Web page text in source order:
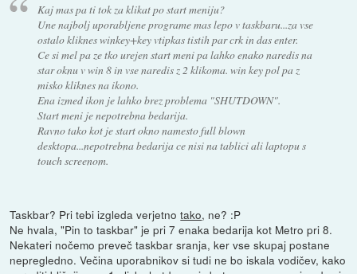
Kaj mas pa ti tok za klikat po start meniju?
Une najbolj uporabljene programe mas lepo v taskbaru...za vse
ostalo kliknes winkey+key vtipkas tistih par crk in das enter.
Ce si mel pa ze tko urejen start meni pa lahko enako naredis na
star oknu v win 8 in vse naredis z 2 klikoma. win key pol pa z
misko kliknes na ikono.
Ena izmed ikon je lahko brez problema "SHUTDOWN".
Start meni je nepotrebna bedarija.
Ravno tako kot je start okno namesto full blown
desktopa...nepotrebna bedarija ce nisi na tablici ali laptopu s
touch screenom.
Taskbar? Pri tebi izgleda verjetnotako, ne? :P
Ne hvala, "Pin to taskbar" je pri 7 enaka bedarija kot Metro pri 8.
Nekateri nočemo preveč taskbar sranja, ker vse skupaj postane
nepregledno. Večina uporabnikov si tudi ne bo iskala vodičev, kako